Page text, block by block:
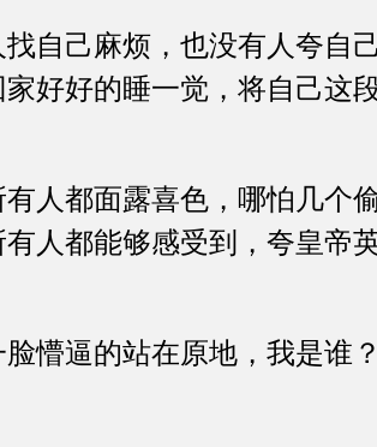
己麻烦，也没有人夸自
好好的睡一觉，将自己这
都面露喜色，哪怕几个
人都能够感受到，夸皇帝
逼的站在原地，我是谁